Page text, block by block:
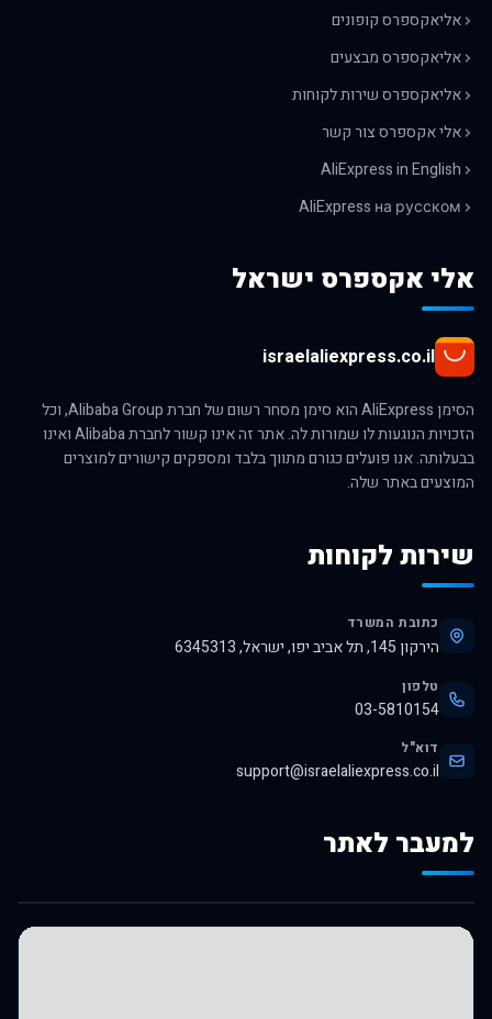
אליאקספרס קופונים
אליאקספרס מבצעים
אליאקספרס שירות לקוחות
אלי אקספרס צור קשר
AliExpress in English
AliExpress на русском
אלי אקספרס ישראל
israelaliexpress.co.il
הסימן AliExpress הוא סימן מסחר רשום של חברת Alibaba Group, וכל
הזכויות הנוגעות לו שמורות לה. אתר זה אינו קשור לחברת Alibaba ואינו
בבעלותה. אנו פועלים כגורם מתווך בלבד ומספקים קישורים למוצרים
המוצעים באתר שלה.
שירות לקוחות
כתובת המשרד
הירקון 145, תל אביב יפו, ישראל, 6345313
טלפון
03-5810154
דוא"ל
support@israelaliexpress.co.il
למעבר לאתר
לרכישה באלי אקספרס